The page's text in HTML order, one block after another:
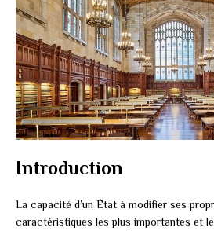
Introduction
La capacité d’un État à modifier ses
caractéristiques les plus importantes et